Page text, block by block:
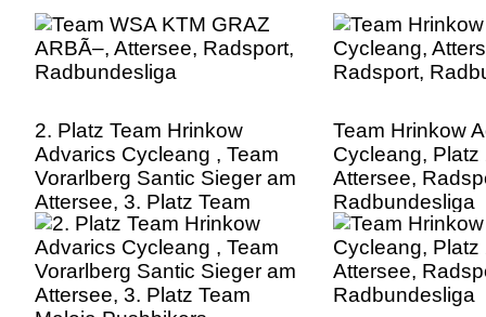
2. Platz Team Hrinkow
Advarics Cycleang , Team
Vorarlberg Santic Sieger am
Attersee, 3. Platz Team
Maloja Pushbikers
Radsport, Radbundesliga
Team Hrinkow
Cycleang, Platz
Attersee,
Radbundesliga